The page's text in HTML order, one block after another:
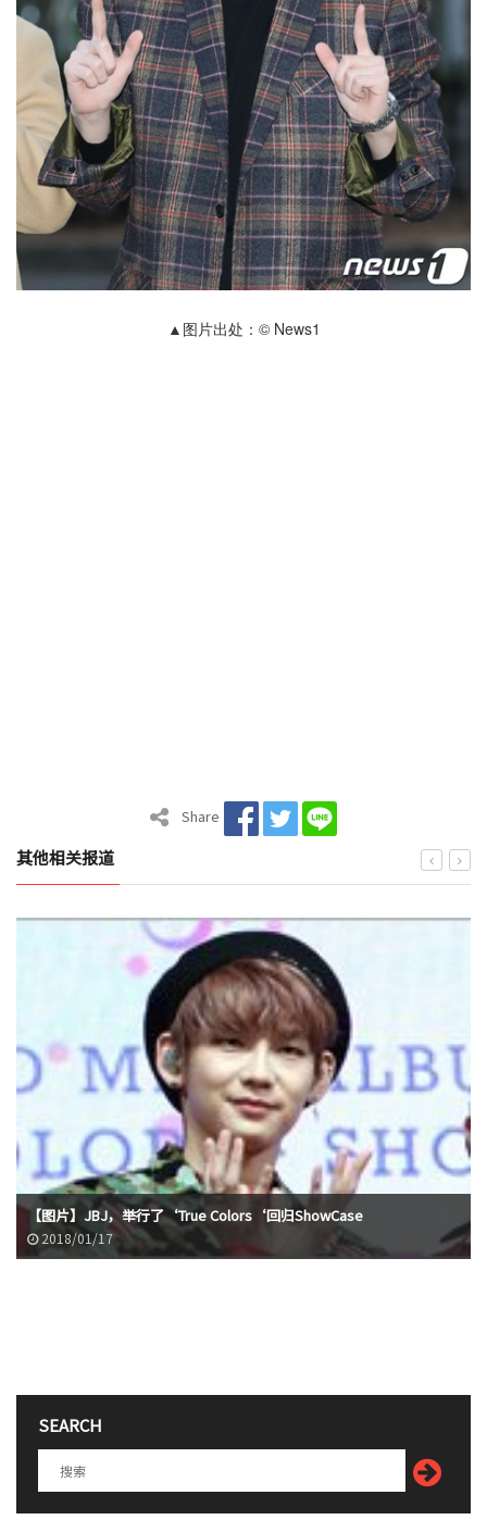
▲图片出处：© News1
Share
其他相关报道
【图片】JBJ，举行了‘True Colors‘回归ShowCase
2018/01/17
SEARCH